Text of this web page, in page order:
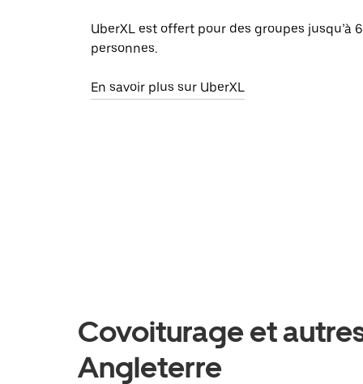
UberXL est offert pour des groupes jusqu’à 6
personnes.
En savoir plus sur UberXL
Covoiturage et
Angleterre